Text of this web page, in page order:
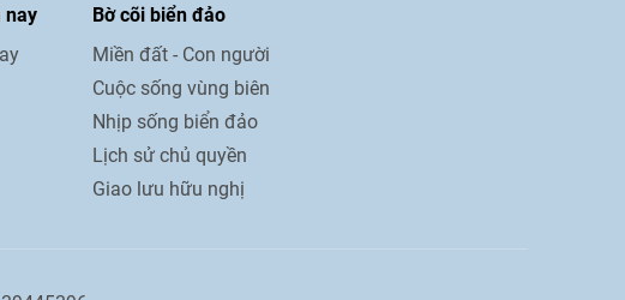
nay
Bờ cõi biển đảo
Miền đất - Con người
Cuộc sống vùng biên
Nhịp sống biển đảo
Lịch sử chủ quyền
Giao lưu hữu nghị